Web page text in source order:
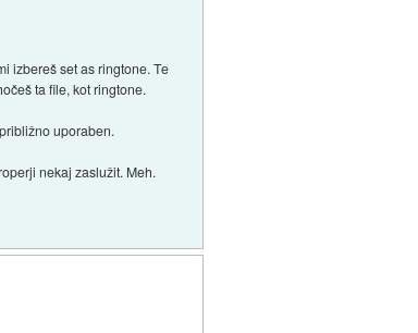
izbereš set as ringtone. Te
ta file, kot ringtone.
uporaben.
nekaj zaslužit. Meh.